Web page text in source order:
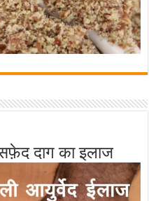
दाग का इलाज